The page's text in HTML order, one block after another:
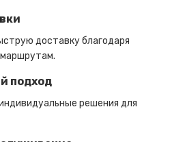
доставку благодаря
подход
решения для